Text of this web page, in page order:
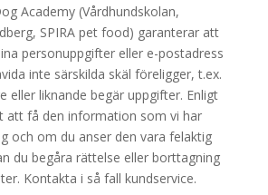
Academy (Vårdhundskolan,
SPIRA pet food) garanterar att
personuppgifter eller e-postadress
inte särskilda skäl föreligger, t.ex.
eller liknande begär uppgifter. Enligt
att få den information som vi har
och om du anser den vara felaktig
du begåra rättelse eller borttagning
Kontakta i så fall kundservice.